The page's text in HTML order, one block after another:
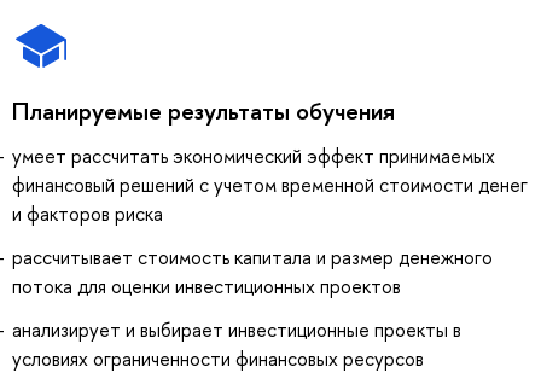
Планируемые результаты обучения
умеет рассчитать экономический эффект принимаемых
финансовый решений с учетом временной стоимости денег
и факторов риска
рассчитывает стоимость капитала и размер денежного
потока для оценки инвестиционных проектов
анализирует и выбирает инвестиционные проекты в
условиях ограниченности финансовых ресурсов